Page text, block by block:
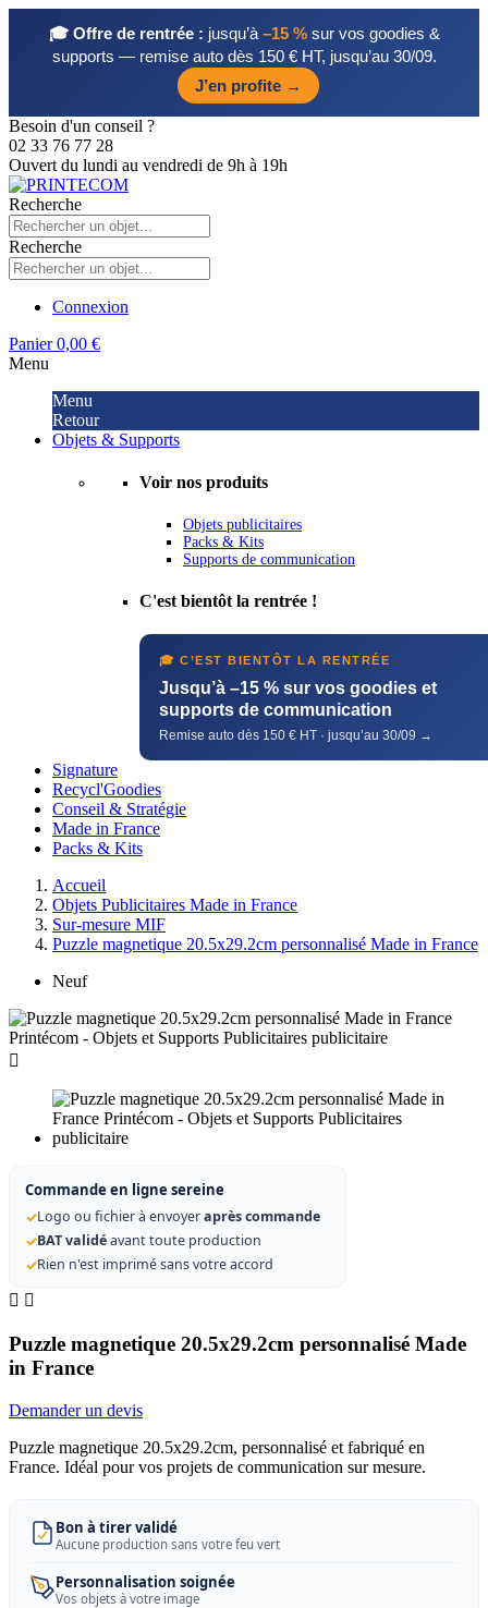
🎓 Offre de rentrée : jusqu’à –15 %sur vos goodies &
supports — remise auto dès 150 € HT, jusqu’au 30/09.
J’en profite →
Besoin d'un conseil ?
02 33 76 77 28
Ouvert du lundi au vendredi de 9h à 19h
Recherche
Recherche
Connexion
Panier 0,00 €
Menu
Menu
Retour
Objets & Supports
Voir nos produits
Objets publicitaires
Packs & Kits
Supports de communication
C'est bientôt la rentrée !
🎓 C’EST BIENTÔT LA RENTRÉE
Jusqu’à –15 % sur vos goodies et
supports de communication
Remise auto dès 150 € HT · jusqu’au 30/09 →
Signature
Recycl'Goodies
Conseil & Stratégie
Made in France
Packs & Kits
Accueil
Objets Publicitaires Made in France
Sur-mesure MIF
Puzzle magnetique 20.5x29.2cm personnalisé Made in France
Neuf

Commande en ligne sereine
✓Logo ou fichier à envoyeraprès commande
✓BAT validéavant toute production
✓Rien n'est imprimé sans votre accord
 
Puzzle magnetique 20.5x29.2cm personnalisé Made
in France
Demander un devis
Puzzle magnetique 20.5x29.2cm, personnalisé et fabriqué en
France. Idéal pour vos projets de communication sur mesure.
Bon à tirer validé
Aucune production sans votre feu vert
Personnalisation soignée
Vos objets à votre image